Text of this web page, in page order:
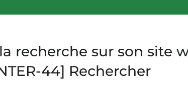
recherche sur son site
44] Rechercher